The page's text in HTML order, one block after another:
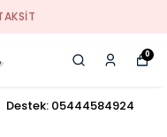
0
Destek: 05444584924